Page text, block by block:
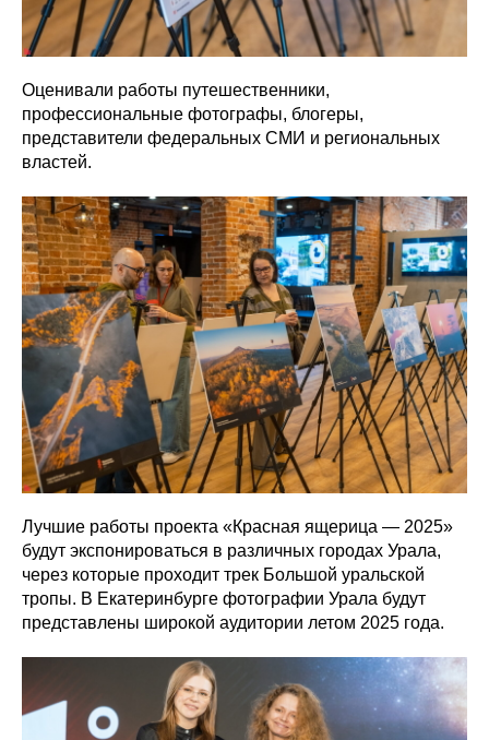
Оценивали работы путешественники,
профессиональные фотографы, блогеры,
представители федеральных СМИ и региональных
властей.
Лучшие работы проекта «Красная ящерица — 2025»
будут экспонироваться в различных городах Урала,
через которые проходит трек Большой уральской
тропы. В Екатеринбурге фотографии Урала будут
представлены широкой аудитории летом 2025 года.